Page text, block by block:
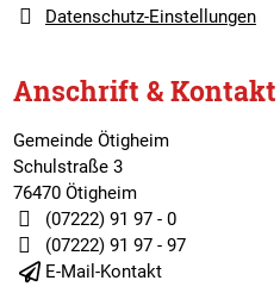
Datenschutz-Einstellungen
Anschrift & Kontakt
Gemeinde Ötigheim
Schulstraße 3
76470 Ötigheim
(07222) 91 97 - 0
(07222) 91 97 - 97
E-Mail-Kontakt